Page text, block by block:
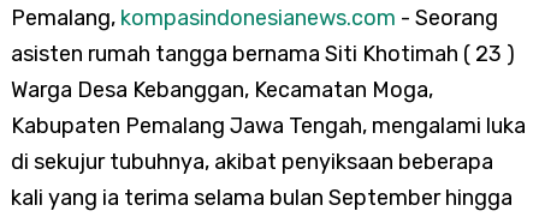
Pemalang, kompasindonesianews.com - Seorang
asisten rumah tangga bernama Siti Khotimah ( 23 )
Warga Desa Kebanggan, Kecamatan Moga,
Kabupaten Pemalang Jawa Tengah, mengalami luka
di sekujur tubuhnya, akibat penyiksaan beberapa
kali yang ia terima selama bulan September hingga